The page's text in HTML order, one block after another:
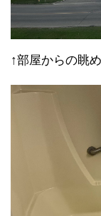
↑部屋からの眺め